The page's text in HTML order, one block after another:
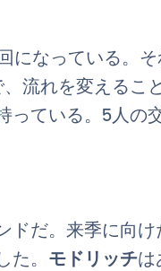
になっている。
流れを変えるこ
っている。5人の
ドだ。来季に向
。 モドリッチは